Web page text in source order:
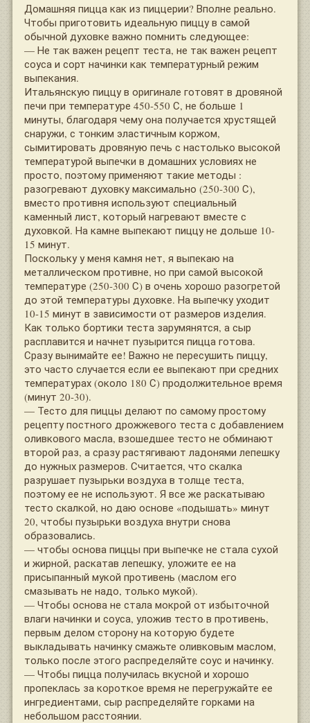
Домашняя пицца как из пиццерии? Вполне реально.
Чтобы приготовить идеальную пиццу в самой
обычной духовке важно помнить следующее:
— Не так важен рецепт теста, не так важен рецепт
соуса и сорт начинки как температурный режим
выпекания.
Итальянскую пиццу в оригинале готовят в дровяной
печи при температуре 450-550 С, не больше 1
минуты, благодаря чему она получается хрустящей
снаружи, с тонким эластичным коржом,
сымитировать дровяную печь с настолько высокой
температурой выпечки в домашних условиях не
просто, поэтому применяют такие методы :
разогревают духовку максимально (250-300 С),
вместо противня используют специальный
каменный лист, который нагревают вместе с
духовкой. На камне выпекают пиццу не дольше 10-
15 минут.
Поскольку у меня камня нет, я выпекаю на
металлическом противне, но при самой высокой
температуре (250-300 С) в очень хорошо разогретой
до этой температуры духовке. На выпечку уходит
10-15 минут в зависимости от размеров изделия.
Как только бортики теста зарумянятся, а сыр
расплавится и начнет пузырится пицца готова.
Сразу вынимайте ее! Важно не пересушить пиццу,
это часто случается если ее выпекают при средних
температурах (около 180 С) продолжительное время
(минут 20-30).
— Тесто для пиццы делают по самому простому
рецепту постного дрожжевого теста с добавлением
оливкового масла, взошедшее тесто не обминают
второй раз, а сразу растягивают ладонями лепешку
до нужных размеров. Считается, что скалка
разрушает пузырьки воздуха в толще теста,
поэтому ее не используют. Я все же раскатываю
тесто скалкой, но даю основе «подышать» минут
20, чтобы пузырьки воздуха внутри снова
образовались.
— чтобы основа пиццы при выпечке не стала сухой
и жирной, раскатав лепешку, уложите ее на
присыпанный мукой противень (маслом его
смазывать не надо, только мукой).
— Чтобы основа не стала мокрой от избыточной
влаги начинки и соуса, уложив тесто в противень,
первым делом сторону на которую будете
выкладывать начинку смажьте оливковым маслом,
только после этого распределяйте соус и начинку.
— Чтобы пицца получилась вкусной и хорошо
пропеклась за короткое время не перегружайте ее
ингредиентами, сыр распределяйте горками на
небольшом расстоянии.